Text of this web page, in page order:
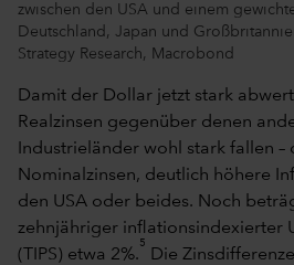
zwischen den USA und einem
Deutschland, Japan und
Strategy Research, Macrobond
Damit der Dollar jetzt stark
Realzinsen gegenüber denen
Industrieländer wohl stark fallen
Nominalzinsen, deutlich höhere
den USA oder beides. Noch
zehnjähriger inflationsindexierter
(TIPS) etwa 2%.
5
Die